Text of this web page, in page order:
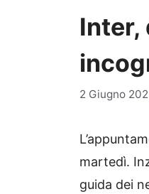
Inter,
2 Giugno
martedì.
guida dei